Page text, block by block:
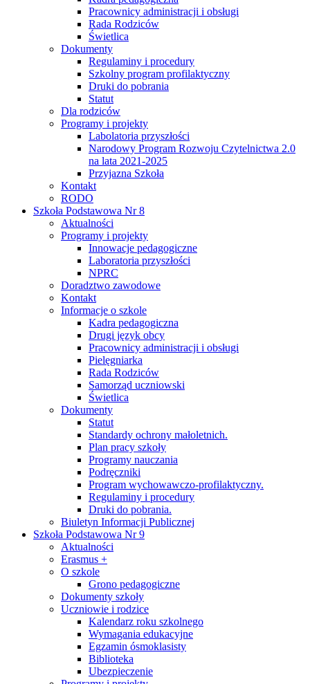
Pracownicy administracji i obsługi
Rada Rodziców
Świetlica
Dokumenty
Regulaminy i procedury
Szkolny program profilaktyczny
Druki do pobrania
Statut
Dla rodziców
Programy i projekty
Labolatoria przyszłości
Narodowy Program Rozwoju Czytelnictwa 2.0
na lata 2021-2025
Przyjazna Szkoła
Kontakt
RODO
Szkoła Podstawowa Nr 8
Aktualności
Programy i projekty
Innowacje pedagogiczne
Laboratoria przyszłości
NPRC
Doradztwo zawodowe
Kontakt
Informacje o szkole
Kadra pedagogiczna
Drugi język obcy
Pracownicy administracji i obsługi
Pielęgniarka
Rada Rodziców
Samorząd uczniowski
Świetlica
Dokumenty
Statut
Standardy ochrony małoletnich.
Plan pracy szkoły
Programy nauczania
Podręczniki
Program wychowawczo-profilaktyczny.
Regulaminy i procedury
Druki do pobrania.
Biuletyn Informacji Publicznej
Szkoła Podstawowa Nr 9
Aktualności
Erasmus +
O szkole
Grono pedagogiczne
Dokumenty szkoły
Uczniowie i rodzice
Kalendarz roku szkolnego
Wymagania edukacyjne
Egzamin ósmoklasisty
Biblioteka
Ubezpieczenie